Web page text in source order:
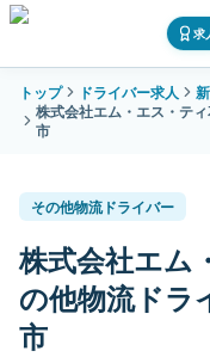
求
トップ ドライバー求人
株式会社エム・エス・テ
市
その他物流ドライバー
株式会社エム
の他物流ドラ
市